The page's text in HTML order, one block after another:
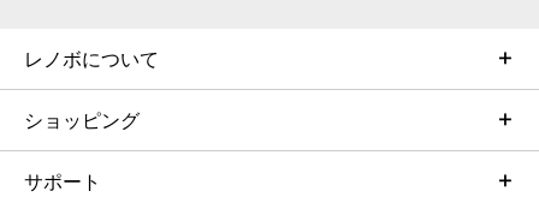
スリムで軽量なボディで、日常的なモビ
リティを追求して設計されています。モ
ーマンスを犠牲にすることなく、持ち運
びやすい設計で、会議、オフィス、外出
先など、あらゆる場面でプロフェッショ
動バ
ワー
に設
10BASE-T/100BASE-TX/1000BASE-T
Dolby Atmos
カメラ*
レノボについて
ショッピング
サポート